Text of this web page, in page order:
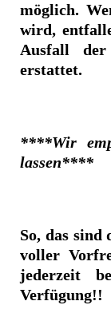
möglich.
wird,
Ausfall
erstattet.
****Wir
lassen****
So, das
voller
jederzeit
Verfügung!!